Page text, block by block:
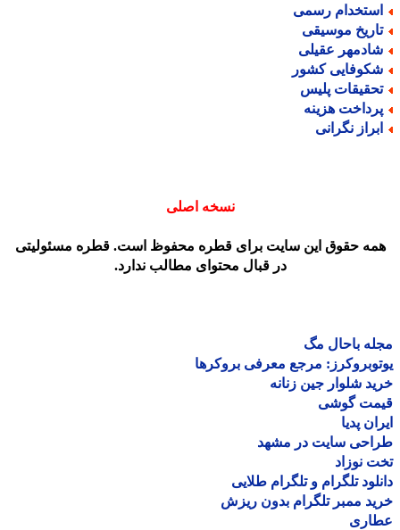
رسمی
موسیقی
عقیلی
کشور
پلیس
هزینه
نگرانی
نسخه اصلی
حقوق این سایت برای قطره محفوظ است. قطره مسئولیتی
در قبال محتوای مطالب ندارد.
باحال مگ
مرجع معرفی بروکرها
شلوار جین زنانه
گوشی
پدیا
سایت در مشهد
نوزاد
تلگرام و تلگرام طلایی
ممبر تلگرام بدون ریزش